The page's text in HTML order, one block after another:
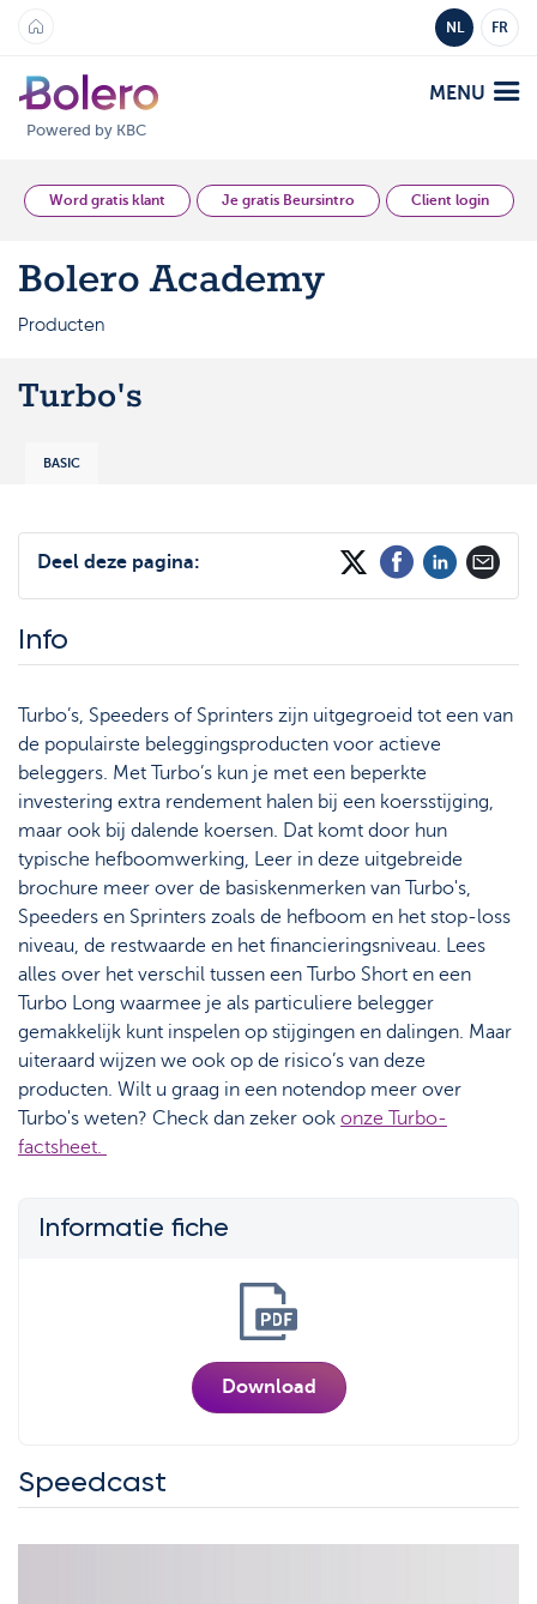
NL FR
Powered by KBC
MENU
Analyse en Inzicht
Platformen
Bolero
Aanbod
Markten
Academy
Producten
Strategie & Analyse
Tarieven
Documentcenter
Veelgestelde vragen
Word gratis klant Je gratis Beursintro Client login
Bolero Academy
Producten
Turbo's
BASIC
Deel deze pagina:
Info
Turbo’s, Speeders of Sprinters zijn uitgegroeid tot een van
de populairste beleggingsproducten voor actieve
beleggers. Met Turbo’s kun je met een beperkte
investering extra rendement halen bij een koersstijging,
maar ook bij dalende koersen. Dat komt door hun
typische hefboomwerking, Leer in deze uitgebreide
brochure meer over de basiskenmerken van Turbo's,
Speeders en Sprinters zoals de hefboom en het stop-loss
niveau, de restwaarde en het financieringsniveau. Lees
alles over het verschil tussen een Turbo Short en een
Turbo Long waarmee je als particuliere belegger
gemakkelijk kunt inspelen op stijgingen en dalingen. Maar
uiteraard wijzen we ook op de risico’s van deze
producten. Wilt u graag in een notendop meer over
Turbo's weten? Check dan zeker ook onze Turbo-
factsheet.
Informatie fiche
Download
Speedcast